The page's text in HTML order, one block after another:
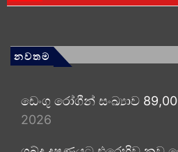
නවතම
ඩෙංගු රෝගීන් සංඛ්‍යාව
2026